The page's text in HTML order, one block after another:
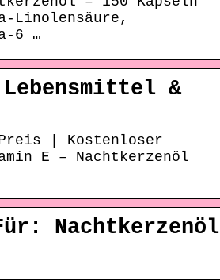
Linolensäure,
6 …
&
| Kostenloser
E – Nachtkerzenöl
Nachtkerzenöl